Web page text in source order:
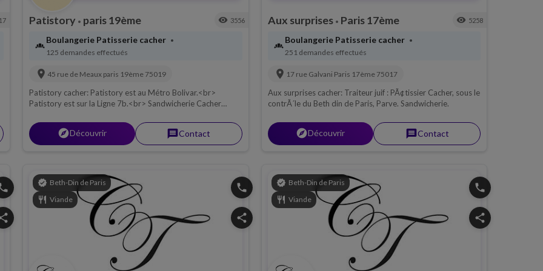
Patistory • paris 19ème visibility 3556
bakery_dining
Boulangerie Patisserie cacher •
125 demandes effectués
location_on 45 rue de Meaux paris 19ème 75019
Patistory cacher: Patistory est au Métro Bolivar.<br>
Patistory est sur la Ligne 7b.<br> Sandwicherie Cacher
explorerDécouvrir messageContact
Aux surprises • Paris 17ème visibility 5258
bakery_dining
Boulangerie Patisserie cacher •
251 demandes effectués
location_on 17 rue Galvani Paris 17ème 75017
Aux surprises cacher: Traiteur juif : PÃ¢tissier Cacher, sous le
contrÃ´le du Beth din de Paris, Parve. Sandwicherie.
explorerDécouvrir messageContact
verified Beth-Din de Paris
restaurant Viande
phone
share
verified Beth-Din de Paris
restaurant Viande
phone
share